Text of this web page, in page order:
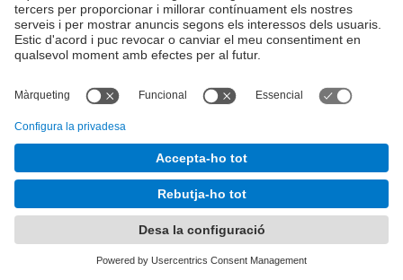
Bases_sorteig_MU.pdf
Bases XIII Premio Abertis (Es).pdf
BASM2013.png
BASM2013pq.png